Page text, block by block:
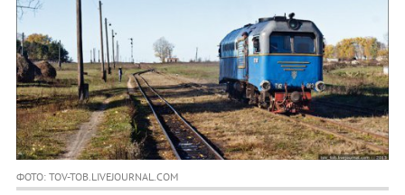
ФОТО: TOV-TOB.LIVEJOURNAL.COM